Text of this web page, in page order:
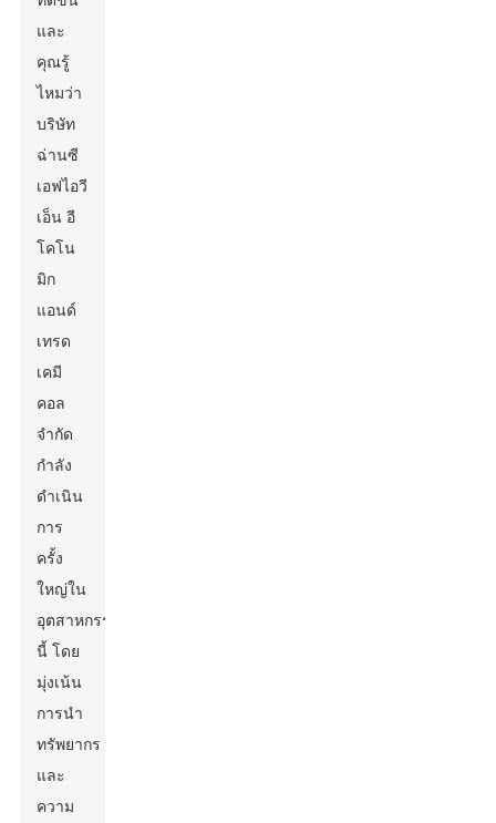
และ
คุณรู้
ไหมว่า
บริษัท
ฉ่านซี
เอฟไอวี
เอ็น อี
โคโน
มิก
แอนด์
เทรด
เคมี
คอล
จำกัด
กำลัง
ดำเนิน
การ
ครั้ง
ใหญ่ใน
อุตสาหกรรม
นี้ โดย
มุ่งเน้น
การนำ
ทรัพยากร
และ
ความ